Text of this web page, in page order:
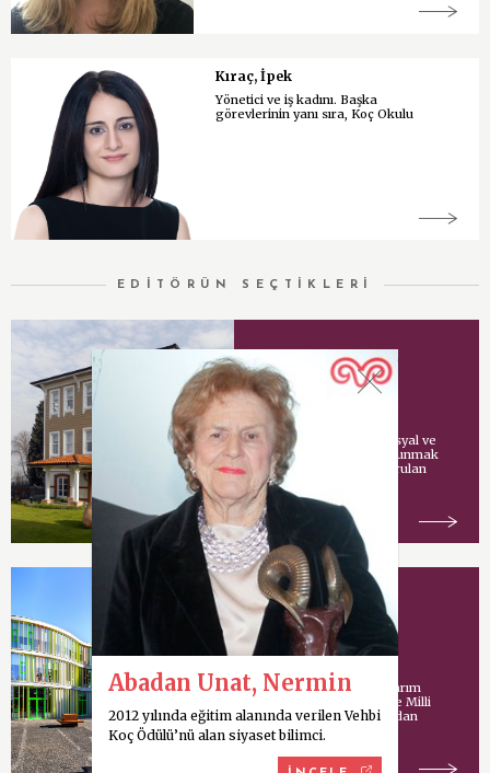
Kıraç, İpek
Yönetici ve iş kadını. Başka
görevlerinin yanı sıra, Koç Okulu
EDİTÖRÜN SEÇTİKLERİ
Vehbi Koç Vakfı
Vehbi Koç tarafından sosyal ve
kültürel hizmetlerde bulunmak
amacıyla İstanbul’da kurulan
vakıf.
Koç Model Okulu
Uluslararası mimari tasarım
şirketi Cannon Design ve Milli
Eğitim Bakanlığı tarafından
ortaklaşa yürütülen
Abadan Unat, Nermin
2012 yılında eğitim alanında verilen Vehbi
Koç Ödülü’nü alan siyaset bilimci.